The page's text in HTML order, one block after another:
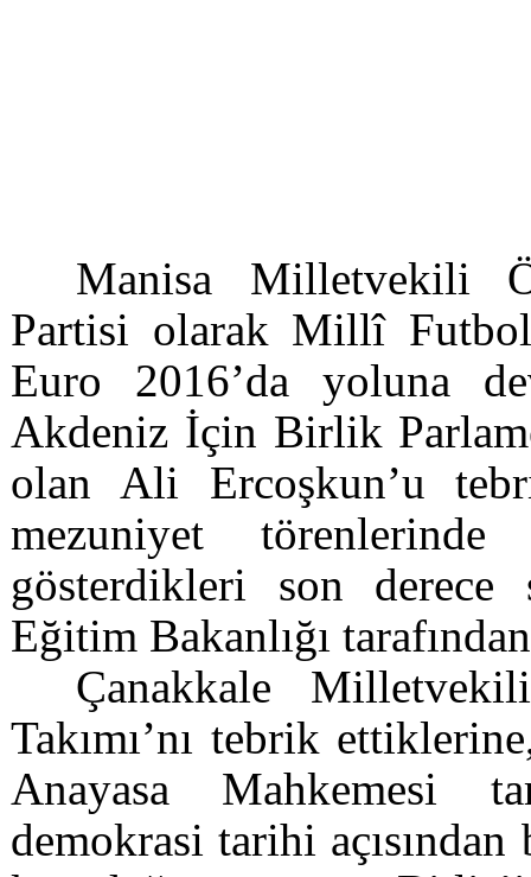
Manisa Milletvekili
Partisi olarak Millî Futbol
Euro 2016’da yoluna
Akdeniz İçin Birlik
olan Ali Ercoşkun’u
mezuniyet
gösterdikleri son
Eğitim Bakanlığı
Çanakkale
Takımı’nı tebrik
Anayasa Mahkemesi
demokrasi tarihi